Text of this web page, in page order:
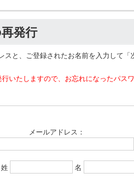
発行
スと、ご登録されたお名前を入力して「
いたしますので、お忘れになったパス
メールアドレス：
名